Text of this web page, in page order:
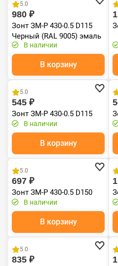
5.0
980 ₽
Зонт ЗМ-Р 430-0.5 D115
Черный (RAL 9005) эмаль
Т до 600С*
В наличии
В корзину
Хит продаж
5.0
545 ₽
Зонт ЗМ-Р 430-0.5 D115
В наличии
В корзину
Хит продаж
5.0
697 ₽
Зонт ЗМ-Р 430-0.5 D150
В наличии
В корзину
Хит продаж
5.0
835 ₽